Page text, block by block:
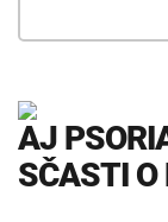
AJ
SČASTI O